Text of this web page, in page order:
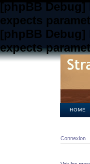
[phpBB Debug]
expects
[phpBB Debug]
expects
HOME
Connexion